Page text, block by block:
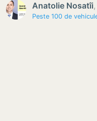
Anatolie Nosatîi,